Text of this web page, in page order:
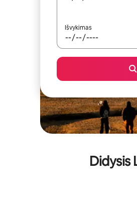
Išvykimas
Didysis